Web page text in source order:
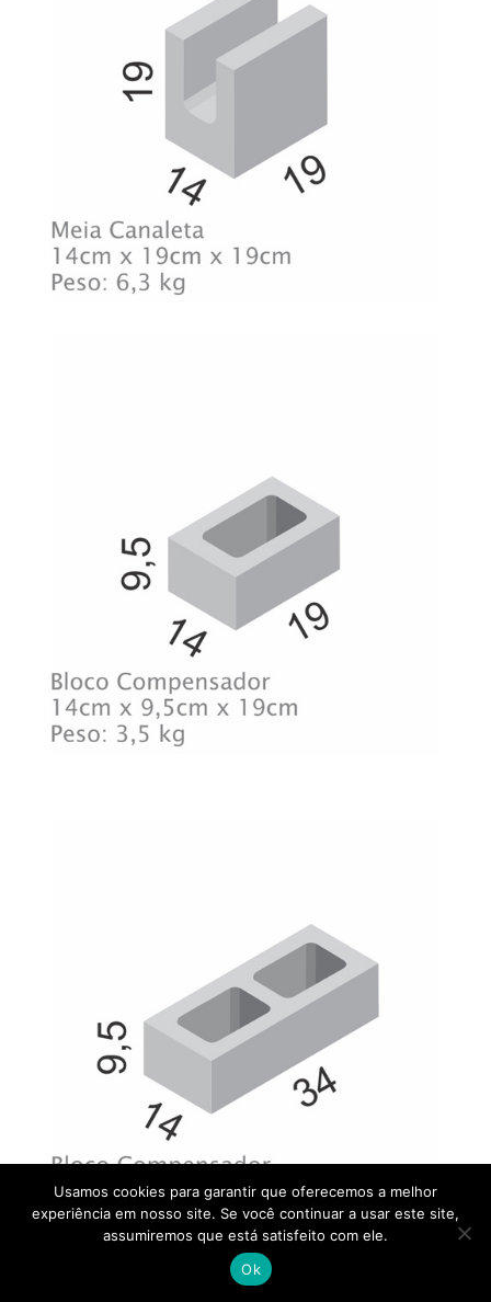
Posso ajudar?
Usamos cookies para garantir que oferecemos a melhor
experiência em nosso site. Se você continuar a usar este site,
assumiremos que está satisfeito com ele.
Ok